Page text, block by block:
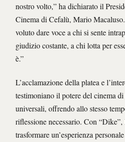
nostro volto,” ha dichiarato il
Cinema di Cefalù, Mario
voluto dare voce a chi si sente
giudizio costante, a chi lotta per
è.”
L’acclamazione della platea e
testimoniano il potere del cinema
universali, offrendo allo stesso
riflessione necessario. Con “Dike”,
trasformare un’esperienza